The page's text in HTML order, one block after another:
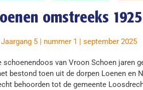
omstreeks 1925
Jaargang 5 | nummer 1 | september 2025
van Vroon Schoen jaren
bestond toen uit de dorpen Loenen en
behoorden tot de gemeente